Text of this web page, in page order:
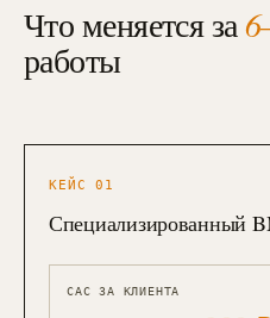
Что меняется за
работы
КЕЙС01
Специализированный
CAC ЗА КЛИЕНТА